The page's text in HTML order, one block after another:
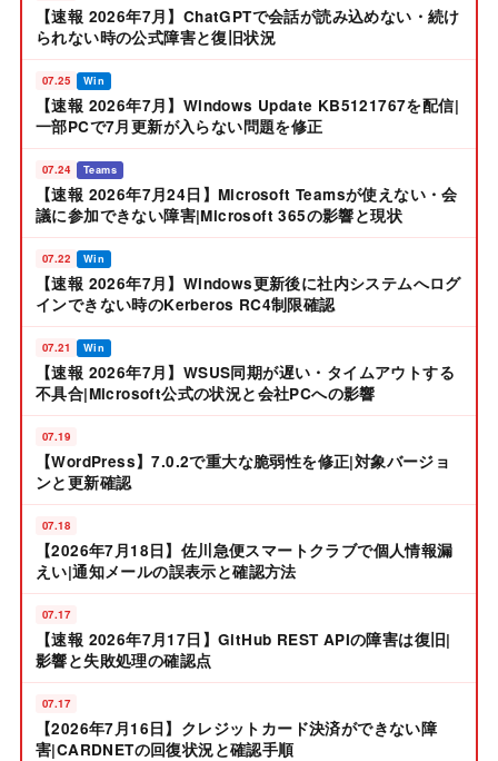
【速報 2026年7月】ChatGPTで会話が読み込めない・続け
られない時の公式障害と復旧状況
07.25 Win
【速報 2026年7月】Windows Update KB5121767を配信|
一部PCで7月更新が入らない問題を修正
07.24 Teams
【速報 2026年7月24日】Microsoft Teamsが使えない・会
議に参加できない障害|Microsoft 365の影響と現状
07.22 Win
【速報 2026年7月】Windows更新後に社内システムへログ
インできない時のKerberos RC4制限確認
07.21 Win
【速報 2026年7月】WSUS同期が遅い・タイムアウトする
不具合|Microsoft公式の状況と会社PCへの影響
07.19
【WordPress】7.0.2で重大な脆弱性を修正|対象バージョ
ンと更新確認
07.18
【2026年7月18日】佐川急便スマートクラブで個人情報漏
えい|通知メールの誤表示と確認方法
07.17
【速報 2026年7月17日】GitHub REST APIの障害は復旧|
影響と失敗処理の確認点
07.17
【2026年7月16日】クレジットカード決済ができない障
害|CARDNETの回復状況と確認手順